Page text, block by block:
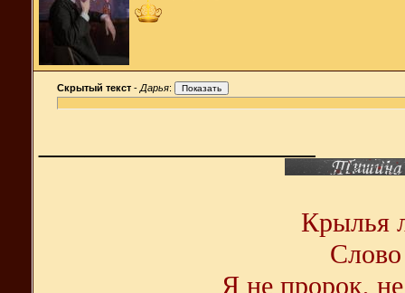
Скрытый текст - Дарья:
Крылья
Слово
Я не пророк,